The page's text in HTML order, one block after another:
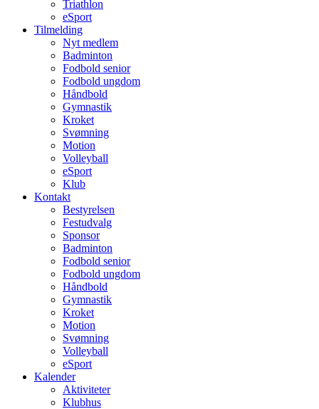
Triathlon
eSport
Tilmelding
Nyt medlem
Badminton
Fodbold senior
Fodbold ungdom
Håndbold
Gymnastik
Kroket
Svømning
Motion
Volleyball
eSport
Klub
Kontakt
Bestyrelsen
Festudvalg
Sponsor
Badminton
Fodbold senior
Fodbold ungdom
Håndbold
Gymnastik
Kroket
Motion
Svømning
Volleyball
eSport
Kalender
Aktiviteter
Klubhus